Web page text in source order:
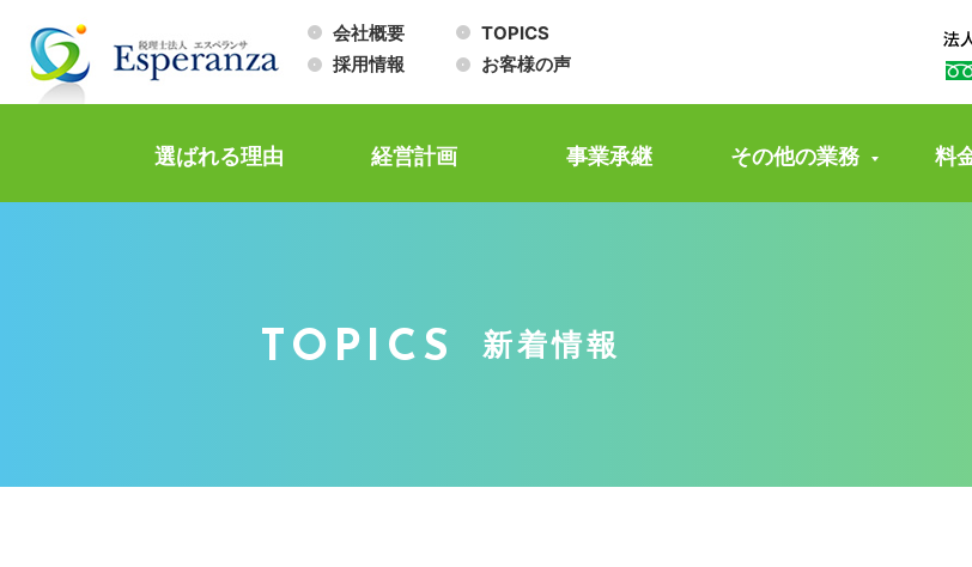
会社概要
TOPICS
採用情報
お客様の声
選ばれる理由 経営計画 事業承継 その他の業務 料
TOPICS 新着情報